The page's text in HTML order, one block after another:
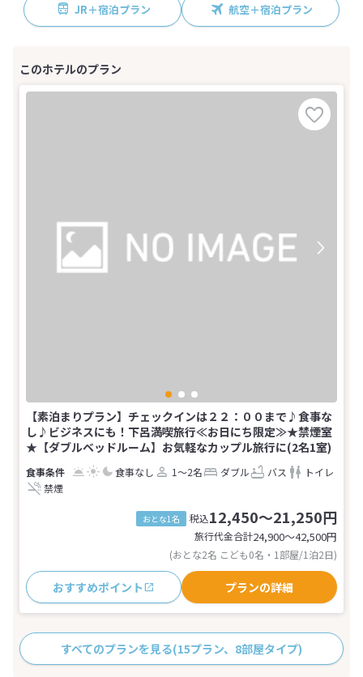
JR＋宿泊プラン 航空＋宿泊プラン
【素泊まりプラン】チェックインは２２：００まで♪食事な
し♪ビジネスにも！下呂満喫旅行≪お日にち限定≫★禁煙室
★【ダブルベッドルーム】お気軽なカップル旅行に(2名1室)
食事なし 1～2名 ダブル バス
トイレ
禁煙
おとな1名 税込12,450～21,250円
旅行代金合計24,900〜42,500円
(おとな2名 こども0名・1部屋/1泊2日)
おすすめポイント プランの詳細
すべてのプランを見る(15プラン、8部屋タイプ)